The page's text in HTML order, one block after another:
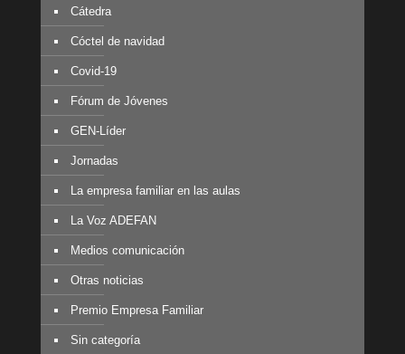
Cátedra
Cóctel de navidad
Covid-19
Fórum de Jóvenes
GEN-Líder
Jornadas
La empresa familiar en las aulas
La Voz ADEFAN
Medios comunicación
Otras noticias
Premio Empresa Familiar
Sin categoría